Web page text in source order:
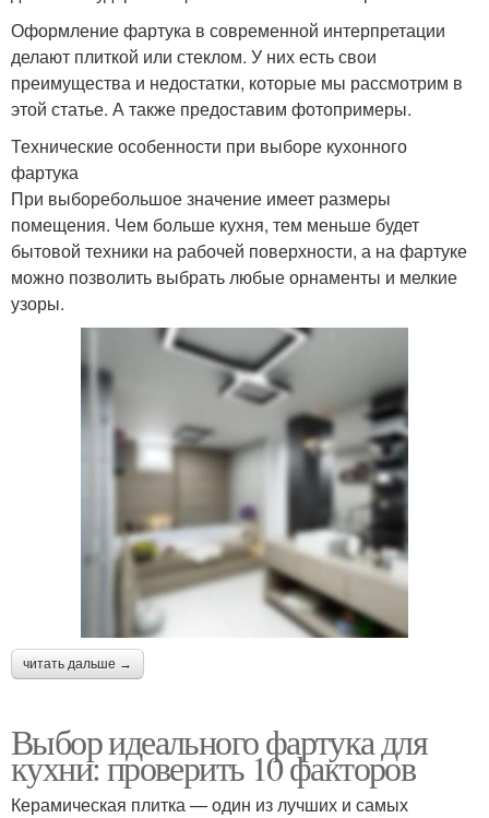
Оформление фартука в современной интерпретации
делают плиткой или стеклом. У них есть свои
преимущества и недостатки, которые мы рассмотрим в
этой статье. А также предоставим фотопримеры.
Технические особенности при выборе кухонного
фартука
При выборебольшое значение имеет размеры
помещения. Чем больше кухня, тем меньше будет
бытовой техники на рабочей поверхности, а на фартуке
можно позволить выбрать любые орнаменты и мелкие
узоры.
читать дальше →
Выбор идеального фартука для
кухни: проверить 10 факторов
Керамическая плитка — один из лучших и самых